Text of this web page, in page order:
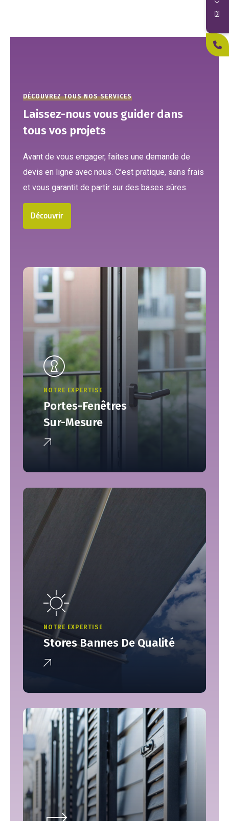
DÉCOUVREZ TOUS NOS SERVICES
Laissez-nous vous guider dans
tous vos projets
Avant de vous engager, faites une demande de
devis en ligne avec nous. C’est pratique, sans frais
et vous garantit de partir sur des bases sûres.
Découvrir
NOTRE EXPERTISE
Portes-Fenêtres
Sur-Mesure
NOTRE EXPERTISE
Stores Bannes De Qualité